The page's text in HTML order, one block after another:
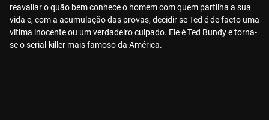
reavaliar o quão bem conhece o homem com quem partilha a sua
vida e, com a acumulação das provas, decidir se Ted é de facto uma
vitima inocente ou um verdadeiro culpado. Ele é Ted Bundy e torna-
se o serial-killer mais famoso da América.